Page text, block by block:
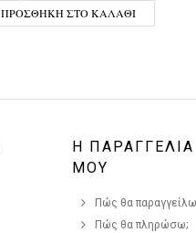
ΠΡΟΣΘΉΚΗ ΣΤΟ ΚΑΛΆΘΙ
Η ΠΑΡΑΓΓΕΛΙΑ
ΜΟΥ
Πώς θα
Πώς θα πληρώσω;